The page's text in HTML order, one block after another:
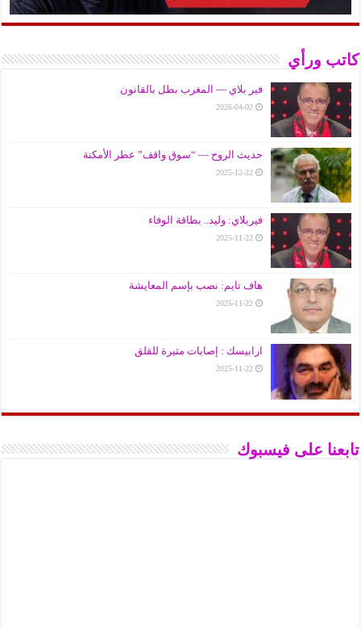
كاتب ورأي
فير بلاي — المغرب بطل بالقانون
2026-04-02
حديث الروح — “سوق واقف” عطر الأمكنة
2025-12-22
فيربلاي: وليد.. بطاقة الوفاء
2025-11-22
هاف تايم: نصب بإسم المعايشة
2025-11-22
ارابيسك : إصابات مثيرة للقلق
2025-11-22
تابعنا على فيسبوك